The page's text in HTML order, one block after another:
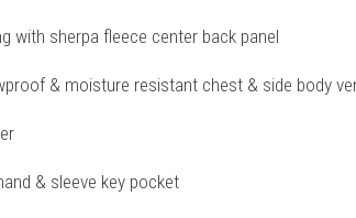
with sherpa fleece center back panel
& moisture resistant chest & side body
& sleeve key pocket